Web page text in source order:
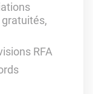
RFA